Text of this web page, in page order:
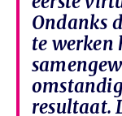
Ondanks
te werken
resultaat.